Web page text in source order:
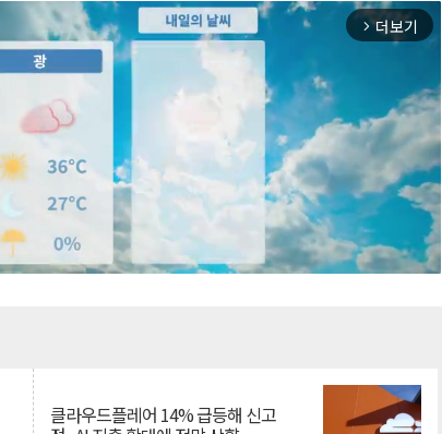
arrow_forward_ios 더보기
클라우드플레어 14% 급등해 신고